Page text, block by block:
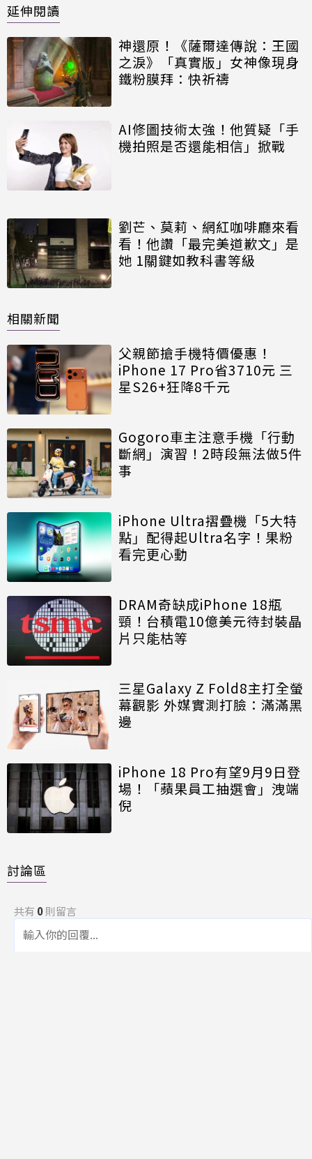
延伸閱讀
神還原！《薩爾達傳說：王國
之淚》「真實版」女神像現身
鐵粉膜拜：快祈禱
AI修圖技術太強！他質疑「手
機拍照是否還能相信」掀戰
劉芒、莫莉、網紅咖啡廳來看
看！他讚「最完美道歉文」是
她 1關鍵如教科書等級
相關新聞
父親節搶手機特價優惠！
iPhone 17 Pro省3710元 三
星S26+狂降8千元
Gogoro車主注意手機「行動
斷網」演習！2時段無法做5件
事
iPhone Ultra摺疊機「5大特
點」配得起Ultra名字！果粉
看完更心動
DRAM奇缺成iPhone 18瓶
頸！台積電10億美元待封裝晶
片只能枯等
三星Galaxy Z Fold8主打全螢
幕觀影 外媒實測打臉：滿滿黑
邊
iPhone 18 Pro有望9月9日登
場！「蘋果員工抽選會」洩端
倪
討論區
共有 0則留言